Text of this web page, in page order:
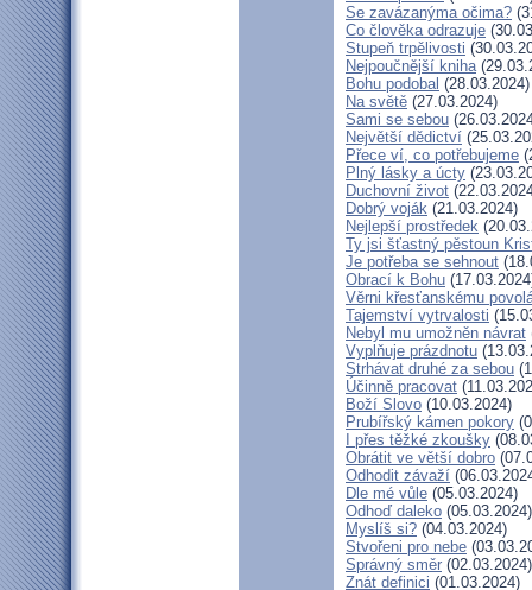
Se zavázanýma očima?
Co člověka odrazuje
Stupeň trpělivosti
Nejpoučnější kniha
Bohu podobal (28.03.2024)
Na světě (27.03.2024)
Sami se sebou
Největší dědictví
Přece ví, co potřebujeme
Plný lásky a úcty
Duchovní život
Dobrý voják (21.03.2024)
Nejlepší prostředek
Ty jsi šťastný pěstoun
Je potřeba se sehnout
Obrací k Bohu
Věrni křesťanskému
Tajemství vytrvalosti
Nebyl mu umožněn návrat
Vyplňuje prázdnotu
Strhávat druhé za sebou
Účinně pracovat
Boží Slovo (10.03.2024)
Prubířský kámen pokory
I přes těžké zkoušky
Obrátit ve větší dobro
Odhodit závaží
Dle mé vůle (05.03.2024)
Odhoď daleko (05.03.2024)
Myslíš si? (04.03.2024)
Stvořeni pro nebe
Správný směr (02.03.2024)
Znát definici (01.03.2024)